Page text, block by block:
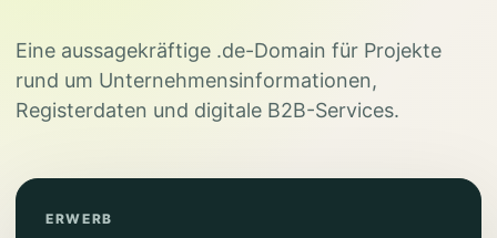
Eine aussagekräftige .de-Domain für Projekte
rund um Unternehmensinformationen,
Registerdaten und digitale B2B-Services.
ERWERB